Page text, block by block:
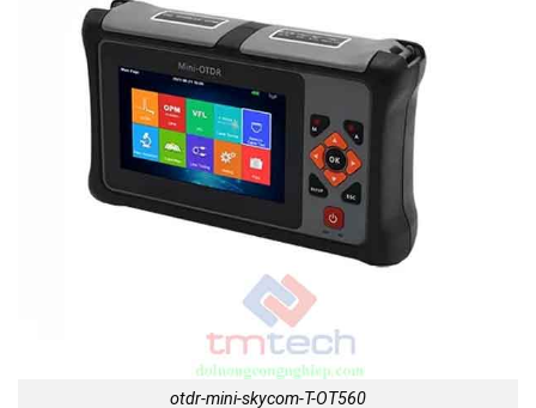
otdr-mini-skycom-T-OT560